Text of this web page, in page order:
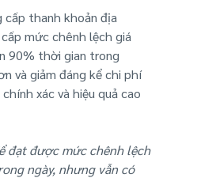
cấp thanh khoản địa
mức chênh lệch giá
90% thời gian trong
và giảm đáng kể chi phí
xác và hiệu quả cao
đạt được mức chênh lệch
ngày, nhưng vẫn có